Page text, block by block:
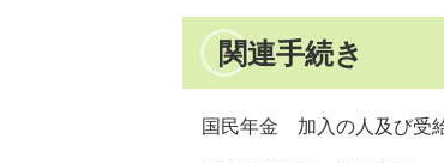
関連手続き
国民年金 加入の人及び受